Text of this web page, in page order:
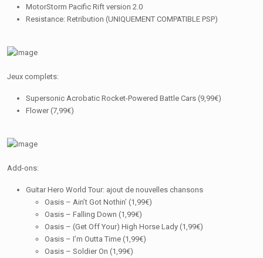
MotorStorm Pacific Rift version 2.0
Resistance: Retribution (UNIQUEMENT COMPATIBLE PSP)
Jeux complets:
Supersonic Acrobatic Rocket-Powered Battle Cars (9,99€)
Flower (7,99€)
Add-ons:
Guitar Hero World Tour: ajout de nouvelles chansons
Oasis – Ain’t Got Nothin’ (1,99€)
Oasis – Falling Down (1,99€)
Oasis – (Get Off Your) High Horse Lady (1,99€)
Oasis – I’m Outta Time (1,99€)
Oasis – Soldier On (1,99€)